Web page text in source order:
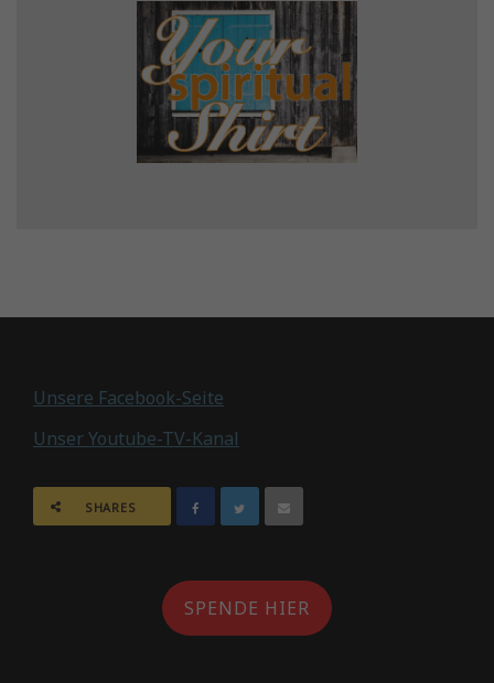
Unsere Facebook-Seite
Unser Youtube-TV-Kanal
SHARES
SPENDE HIER